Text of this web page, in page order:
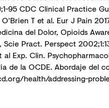
95 CDC Clinical Practice
T et al. Eur J Pain
del Dolor, Opioids
Scie Pract. Perspect
al Exp. Clin.
de la OCDE. Abordaje del
health/addressing-